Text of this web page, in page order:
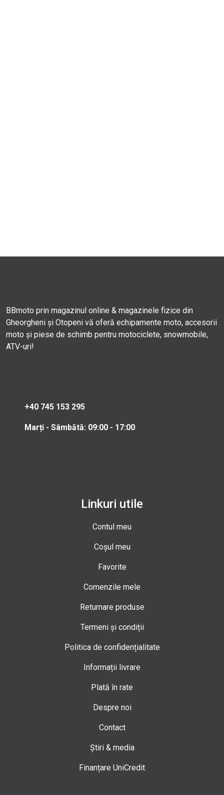
BBmoto prin magazinul online & magazinele fizice din
Gheorgheni și Otopeni vă oferă echipamente moto, accesorii
moto și piese de schimb pentru motociclete, snowmobile,
ATV-uri!
+40 745 153 295
Marți - Sâmbătă: 09:00 - 17:00
Linkuri utile
Contul meu
Coșul meu
Favorite
Comenzile mele
Returnare produse
Termeni și condiții
Politica de confidențialitate
Informații livrare
Plată în rate
Despre noi
Contact
Știri & media
Finanțare UniCredit